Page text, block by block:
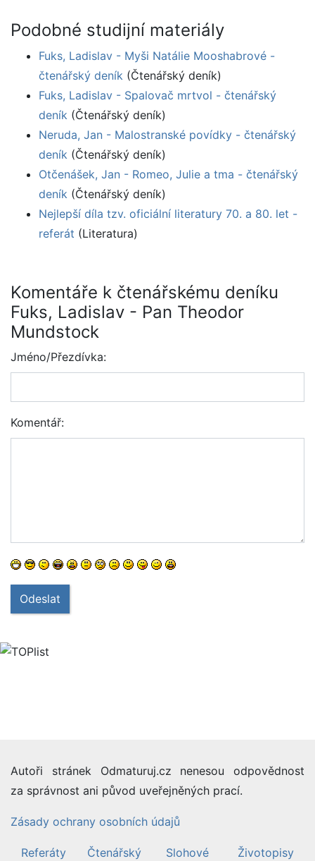
Podobné studijní materiály
Fuks, Ladislav - Myši Natálie Mooshabrové -
čtenářský deník (Čtenářský deník)
Fuks, Ladislav - Spalovač mrtvol - čtenářský
deník (Čtenářský deník)
Neruda, Jan - Malostranské povídky - čtenářský
deník (Čtenářský deník)
Otčenášek, Jan - Romeo, Julie a tma - čtenářský
deník (Čtenářský deník)
Nejlepší díla tzv. oficiální literatury 70. a 80. let -
referát (Literatura)
Komentáře k čtenářskému deníku
Fuks, Ladislav - Pan Theodor
Mundstock
Jméno/Přezdívka:
Komentář:
Odeslat
Autoři stránek Odmaturuj.cz nenesou odpovědnost
za správnost ani původ uveřejněných prací.
Zásady ochrany osobních údajů
Referáty Čtenářský Slohové Životopisy